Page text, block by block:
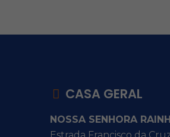
CASA GERAL
NOSSA SENHORA